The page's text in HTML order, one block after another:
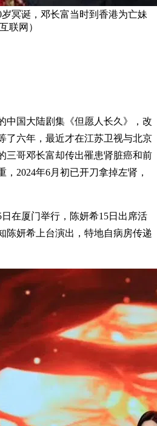
岁冥诞，邓长富当时到香港为亡妹
联网）
中国大陆剧集《但愿人长久》，改
了六年，最近才在江苏卫视与北京
三哥邓长富却传出罹患肾脏癌和前
2024年6月初已开刀拿掉左肾，
在厦门举行，陈妍希15日出席活
陈妍希上台演出，特地自病房传递